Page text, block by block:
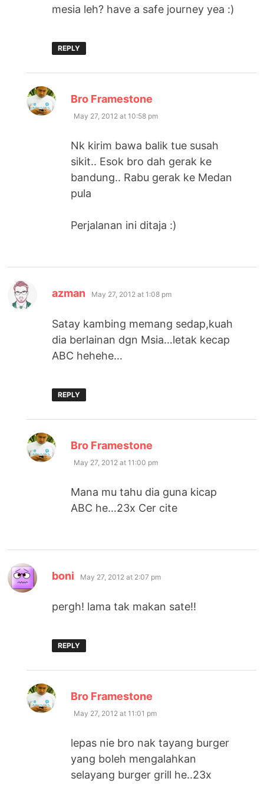
mesia leh? have a safe journey yea :)
REPLY
Bro Framestone
May 27, 2012 at 10:58 pm
Nk kirim bawa balik tue susah
sikit.. Esok bro dah gerak ke
bandung.. Rabu gerak ke Medan
pula
Perjalanan ini ditaja :)
azman says:
May 27, 2012 at 1:08 pm
Satay kambing memang sedap,kuah
dia berlainan dgn Msia…letak kecap
ABC hehehe…
REPLY
Bro Framestone
May 27, 2012 at 11:00 pm
Mana mu tahu dia guna kicap
ABC he…23x Cer cite
boni says:
May 27, 2012 at 2:07 pm
pergh! lama tak makan sate!!
REPLY
Bro Framestone
May 27, 2012 at 11:01 pm
lepas nie bro nak tayang burger
yang boleh mengalahkan
selayang burger grill he..23x